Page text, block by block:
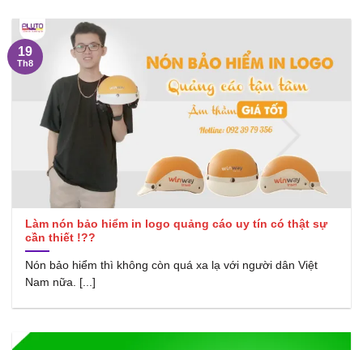
Làm nón bảo hiểm in logo quảng cáo uy tín có thật sự
cần thiết !??
Nón bảo hiểm thì không còn quá xa lạ với người dân Việt
Nam nữa. [...]
19
Th8